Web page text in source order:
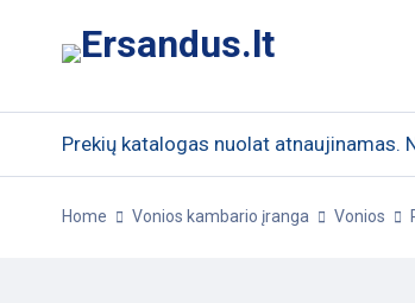
Prekių katalogas nuolat atnaujinamas.
Home Vonios kambario įranga Vonios